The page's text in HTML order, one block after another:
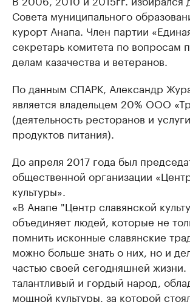
Совета муниципального
курорт Анапа. Член партии
секретарь комитета по вопросам
делам казачества и ветеранов.
По данным СПАРК, Александр
является владельцем 20% ООО
(деятельность ресторанов и
продуктов питания).
До апреля 2017 года был
общественной организации
культуры».
​«В Анапе "Центр славянской
объединяет людей, которые не
помнить исконные славянские
можно больше знать о них, но и
частью своей сегодняшней
талантливый и гордый народ,
мощной культуры, за которой